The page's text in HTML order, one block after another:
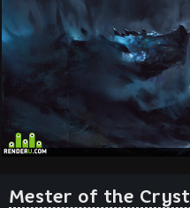
Mester of the